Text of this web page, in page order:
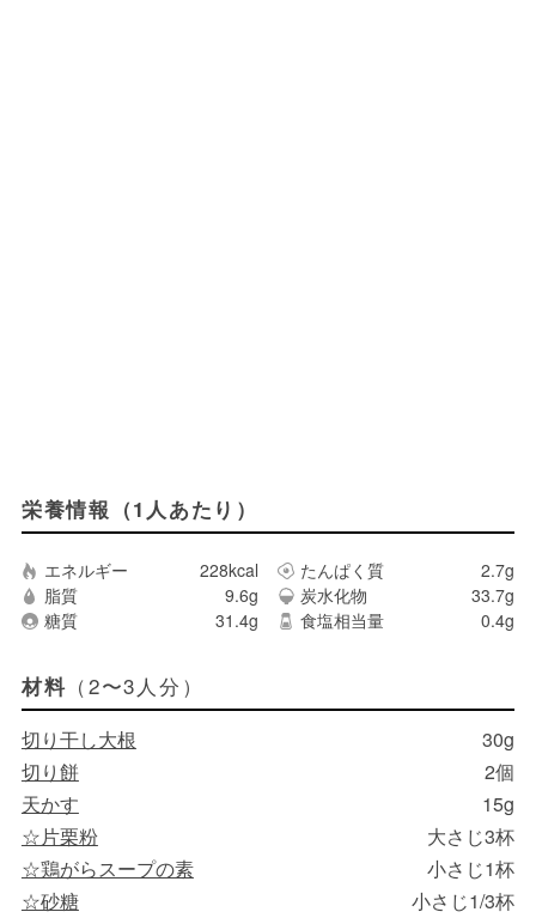
栄養情報（1人あたり）
エネルギー 228kcal たんぱく質
2.7g
脂質
9.6g 炭水化物
33.7g
糖質
31.4g 食塩相当量 0.4g
材料 （2〜3人分）
切り干し大根
30g
切り餅
2個
天かす
15g
☆片栗粉
大さじ3杯
☆鶏がらスープの素
小さじ1杯
☆砂糖
小さじ1/3杯